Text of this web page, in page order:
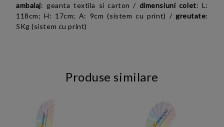
ambalaj: geanta textila si carton / dimensiuni colet: L:
118cm; H: 17cm; A: 9cm (sistem cu print) / greutate:
5Kg (sistem cu print)
Produse similare